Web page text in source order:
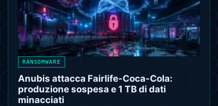
RANSOMWARE
Anubis attacca Fairlife-Coca-Cola:
produzione sospesa e 1 TB di dati
minacciati